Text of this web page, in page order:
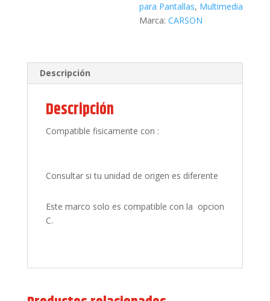
para Pantallas, Multimedia
Marca:CARSON
Descripción
Descripción
Compatible fisicamente con :
Consultar si tu unidad de origen es diferente
Este marco solo es compatible con la opcion
C.